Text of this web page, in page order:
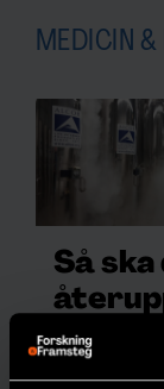
MEDICIN &
Så ska
i
Att frysa